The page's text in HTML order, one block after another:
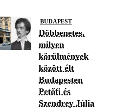
BUDAPEST
Döbbenetes,
milyen
körülmények
között élt
Budapesten
Petőfi és
Szendrey Júlia